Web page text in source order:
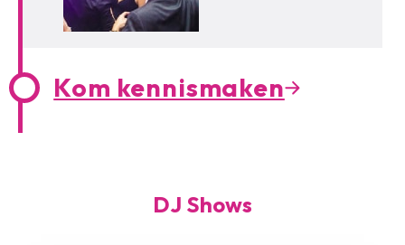
Kom kennismaken
DJ Shows